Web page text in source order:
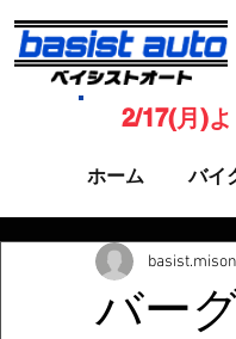
ホーム バイ
2/17(月)
バー